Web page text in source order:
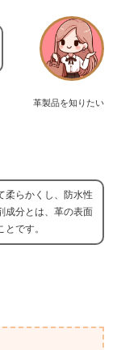
革製品を知りたい
柔らかくし、防水性
成分とは、革の表面
です。